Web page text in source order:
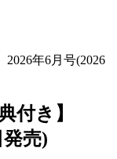
年6月号(2026
付き】
発売)